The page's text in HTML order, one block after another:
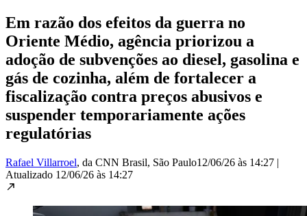
Em razão dos efeitos da guerra no
Oriente Médio, agência priorizou a
adoção de subvenções ao diesel, gasolina e
gás de cozinha, além de fortalecer a
fiscalização contra preços abusivos e
suspender temporariamente ações
regulatórias
Rafael Villarroel, da CNN Brasil, São Paulo12/06/26 às 14:27 |
Atualizado 12/06/26 às 14:27